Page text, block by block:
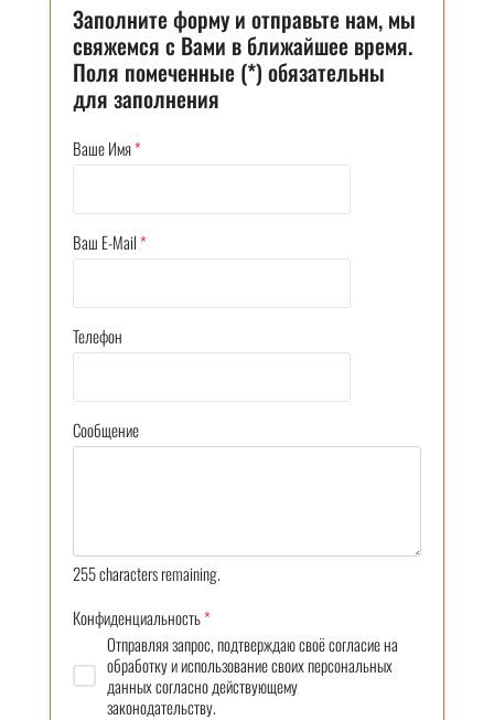
Заполните форму и отправьте нам, мы
свяжемся с Вами в ближайшее время.
Поля помеченные (*) обязательны
для заполнения
Ваше Имя*
Ваш E-Mail*
Телефон
Сообщение
255characters remaining.
Конфиденциальность*
Отправляя запрос, подтверждаю своё согласие на
обработку и использование своих персональных
данных согласно действующему
законодательству.